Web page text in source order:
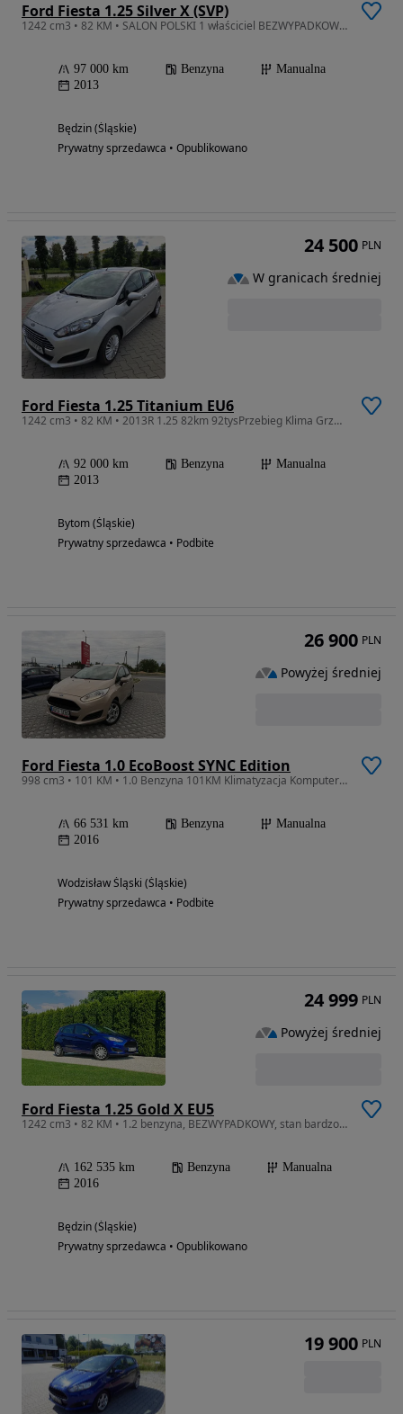
Ford Fiesta 1.25 Silver X (SVP)
1242 cm3 • 82 KM • SALON POLSKI 1 właściciel BEZWYPADKOWY świeżo po serwisie
97 000 km Benzyna
Manualna
2013
Będzin (Śląskie)
Prywatny sprzedawca • Opublikowano
Ford Fiesta 1.25 Titanium EU6
1242 cm3 • 82 KM • 2013R 1.25 82km 92tysPrzebieg Klima GrzaneFotele&Szyba Bezwypadkow 1WŁ
92 000 km Benzyna
Manualna
2013
Bytom (Śląskie)
Prywatny sprzedawca • Podbite
24 500 PLN
W granicach średniej
Ford Fiesta 1.0 EcoBoost SYNC Edition
998 cm3 • 101 KM • 1.0 Benzyna 101KM Klimatyzacja Komputer Zadbany Polecam !!!
66 531 km Benzyna
Manualna
2016
Wodzisław Śląski (Śląskie)
Prywatny sprzedawca • Podbite
26 900 PLN
Powyżej średniej
Ford Fiesta 1.25 Gold X EU5
1242 cm3 • 82 KM • 1.2 benzyna, BEZWYPADKOWY, stan bardzo dobry.
162 535 km Benzyna
Manualna
2016
Będzin (Śląskie)
Prywatny sprzedawca • Opublikowano
24 999 PLN
Powyżej średniej
19 900 PLN